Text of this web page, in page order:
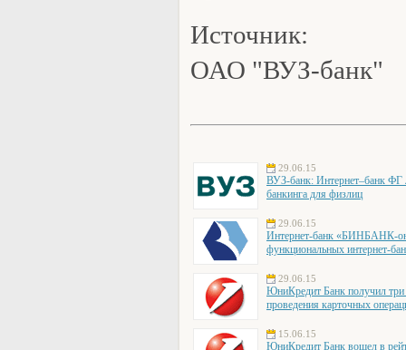
Источник:
ОАО "ВУЗ-банк"
29.06.15
ВУЗ-банк: Интернет–банк ФГ
банкинга для физлиц
29.06.15
Интернет-банк «БИНБАНК-
функциональных интернет-
29.06.15
ЮниКредит Банк получил три
проведения карточных
15.06.15
ЮниКредит Банк вошел в